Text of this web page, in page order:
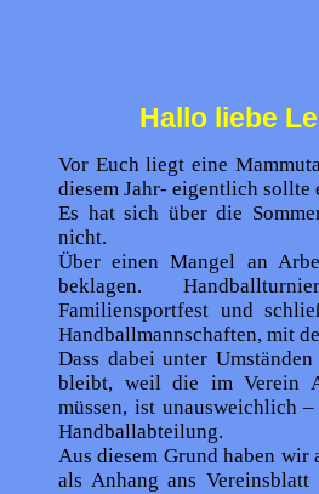
Hallo liebe
Vor Euch liegt eine
diesem Jahr- eigentlich sollte
Es hat sich über die
nicht.
Über einen Mangel an
beklagen.
Familiensportfest und
Handballmannschaften, mit
Dass dabei unter
bleibt, weil die im Verein
müssen, ist unausweichlich
Handballabteilung.
Aus diesem Grund haben wir
als Anhang ans